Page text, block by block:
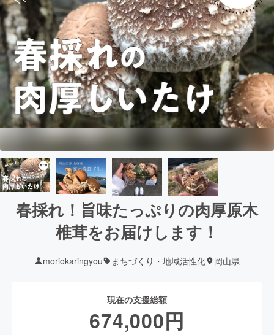
春採れ！旨味たっぷりの肉厚原木
椎茸をお届けします！
moriokaringyou まちづくり・地域活性化 岡山県
現在の支援総額
674,000円